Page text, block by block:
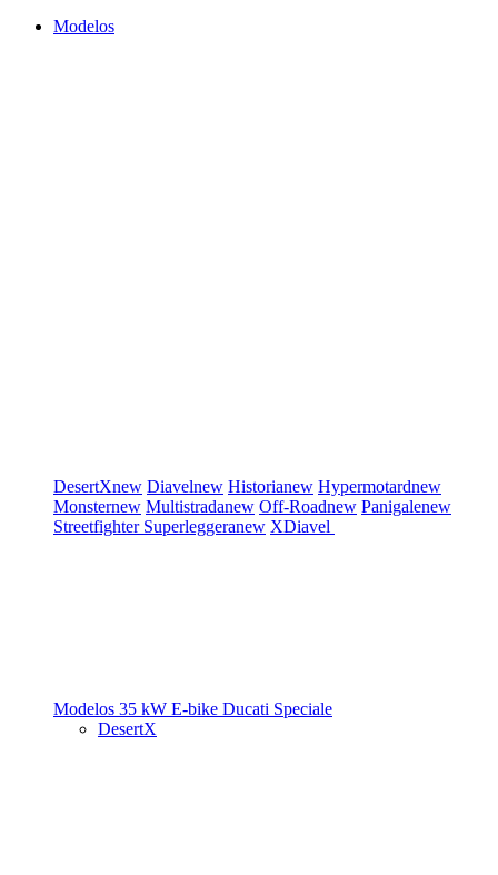
Modelos
DesertXnew Diavelnew Historianew Hypermotardnew
Monsternew Multistradanew Off-Roadnew Panigalenew
Streetfighter Superleggeranew XDiavel
Modelos 35 kW E-bike Ducati Speciale
DesertX